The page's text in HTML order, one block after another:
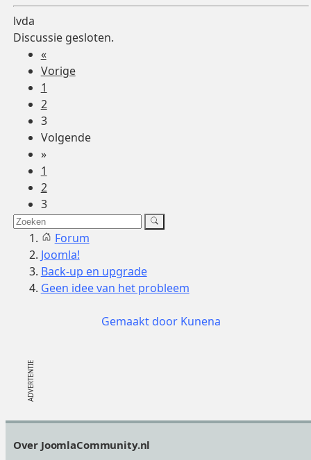
lvda
Discussie gesloten.
«
Vorige
1
2
3
Volgende
»
1
2
3
Forum
Joomla!
Back-up en upgrade
Geen idee van het probleem
Gemaakt door Kunena
Over JoomlaCommunity.nl